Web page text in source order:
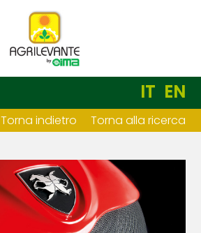
IT EN
Torna indietro Torna alla ricerca